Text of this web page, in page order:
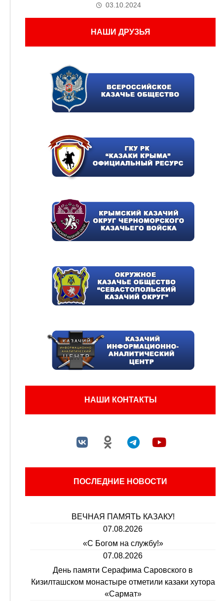
03.10.2024
НАШИ ДРУЗЬЯ
НАШИ КОНТАКТЫ
ПОСЛЕДНИЕ НОВОСТИ
ВЕЧНАЯ ПАМЯТЬ КАЗАКУ!
07.08.2026
«С Богом на службу!»
07.08.2026
День памяти Серафима Саровского в
Кизилташском монастыре отметили казаки хутора
«Сармат»